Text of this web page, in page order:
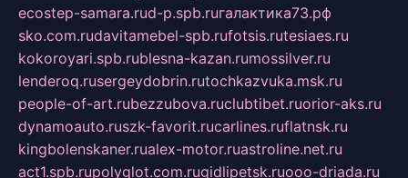
ecostep-samara.rud-p.spb.ruгалактика73.рф
sko.com.rudavitamebel-spb.rufotsis.rutesiaes.ru
kokoroyari.spb.rublesna-kazan.rumossilver.ru
lenderoq.rusergeydobrin.rutochkazvuka.msk.ru
people-of-art.rubezzubova.ruclubtibet.ruorior-aks.ru
dynamoauto.ruszk-favorit.rucarlines.ruflatnsk.ru
kingbolenskaner.rualex-motor.ruastroline.net.ru
act1.spb.rupolyglot.com.rugidlipetsk.ruooo-driada.ru